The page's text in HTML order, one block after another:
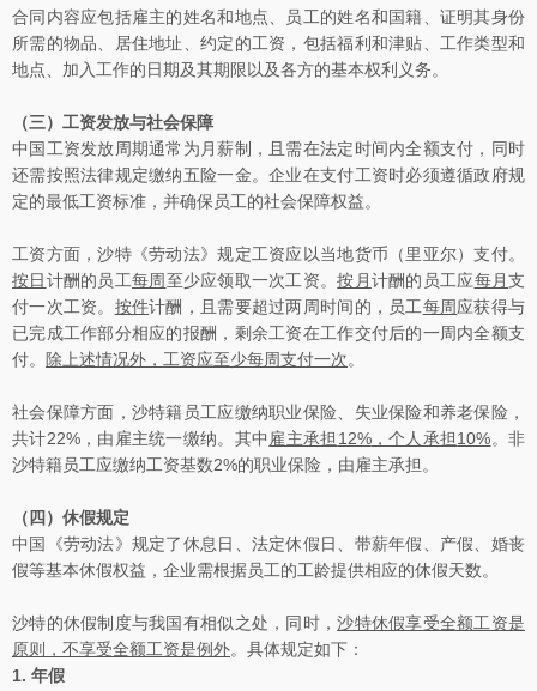
合同内容应包括雇主的姓名和地点、员工的姓名和国籍、证明其身份
所需的物品、居住地址、约定的工资，包括福利和津贴、工作类型和
地点、加入工作的日期及其期限以及各方的基本权利义务。
（三）工资发放与社会保障
中国工资发放周期通常为月薪制，且需在法定时间内全额支付，同时
还需按照法律规定缴纳五险一金。企业在支付工资时必须遵循政府规
定的最低工资标准，并确保员工的社会保障权益。
工资方面，沙特《劳动法》规定工资应以当地货币（里亚尔）支付。
按日计酬的员工每周至少应领取一次工资。按月计酬的员工应每月支
付一次工资。 按件计酬，且需要超过两周时间的，员工每周应获得与
已完成工作部分相应的报酬，剩余工资在工作交付后的一周内全额支
付。
除上述情况外，工资应至少每周支付一次。
社会保障方面，沙特籍员工应缴纳职业保险、失业保险和养老保险，
共计22%，由雇主统一缴纳。其中 雇主承担 12%，个人承担10%。非
沙特籍员工应缴纳工资基数2%的职业保险，由雇主承担。
（四）休假规定
中国《劳动法》规定了休息日、法定休假日、带薪年假、产假、婚丧
假等基本休假权益，企业需根据员工的工龄提供相应的休假天数。
沙特的休假制度与我国有相似之处，同时，沙特休假享受全额工资是
原则，不享受全额工资是例外。具体规定如下：
1. 年假